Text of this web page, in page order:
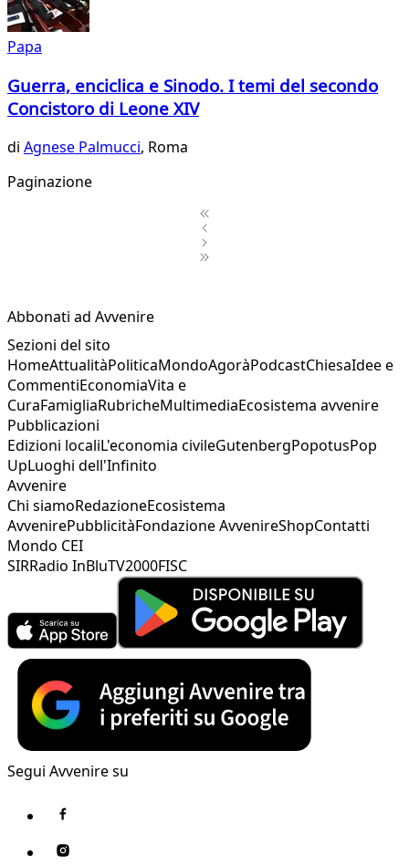
Papa
Guerra, enciclica e Sinodo. I temi del secondo
Concistoro di Leone XIV
di Agnese Palmucci, Roma
Paginazione
3
5
6
7
Abbonati ad Avvenire
Sezioni del sito
HomeAttualitàPoliticaMondoAgoràPodcastChiesaIdee e
CommentiEconomiaVita e
CuraFamigliaRubricheMultimediaEcosistema avvenire
Pubblicazioni
Edizioni localiL'economia civileGutenbergPopotusPop
UpLuoghi dell'Infinito
Avvenire
Chi siamoRedazioneEcosistema
AvvenirePubblicitàFondazione AvvenireShopContatti
Mondo CEI
SIRRadio InBluTV2000FISC
Segui Avvenire su